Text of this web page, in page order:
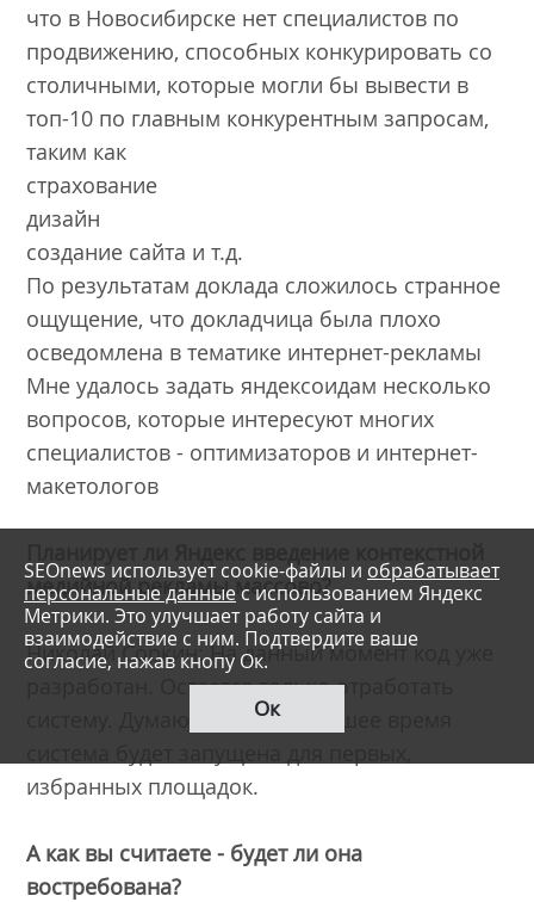
что в Новосибирске нет специалистов по
продвижению, способных конкурировать со
столичными, которые могли бы вывести в
топ-10 по главным конкурентным запросам,
таким как
страхование
дизайн
создание сайта и т.д.
По результатам доклада сложилось странное
ощущение, что докладчица была плохо
осведомлена в тематике интернет-рекламы
Мне удалось задать яндексоидам несколько
вопросов, которые интересуют многих
специалистов - оптимизаторов и интернет-
макетологов
медийной рекламы массово?
Николай Соркин: На данный момент код уже
разработан. Остается только отработать
систему. Думаю, что в ближайшее время
избранных площадок.
А как вы считаете - будет ли она
востребована?
SEOnews использует cookie-файлы и обрабатывает
персональные данныес использованием Яндекс
Метрики. Это улучшает работу сайта и
взаимодействие с ним. Подтвердите ваше
согласие, нажав кнопу Ок.
Ок